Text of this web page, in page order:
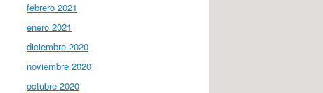
febrero 2021
enero 2021
diciembre 2020
noviembre 2020
octubre 2020